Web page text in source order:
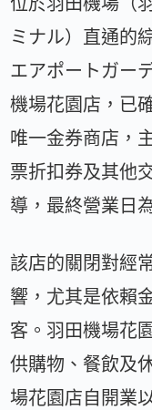
ミナル）直通的
エアポートガー
機場花園店，已
唯一金券商店，
票折扣券及其他
導，最終營業日
該店的關閉對經
響，尤其是依賴
客。羽田機場花
供購物、餐飲及
場花園店自開業